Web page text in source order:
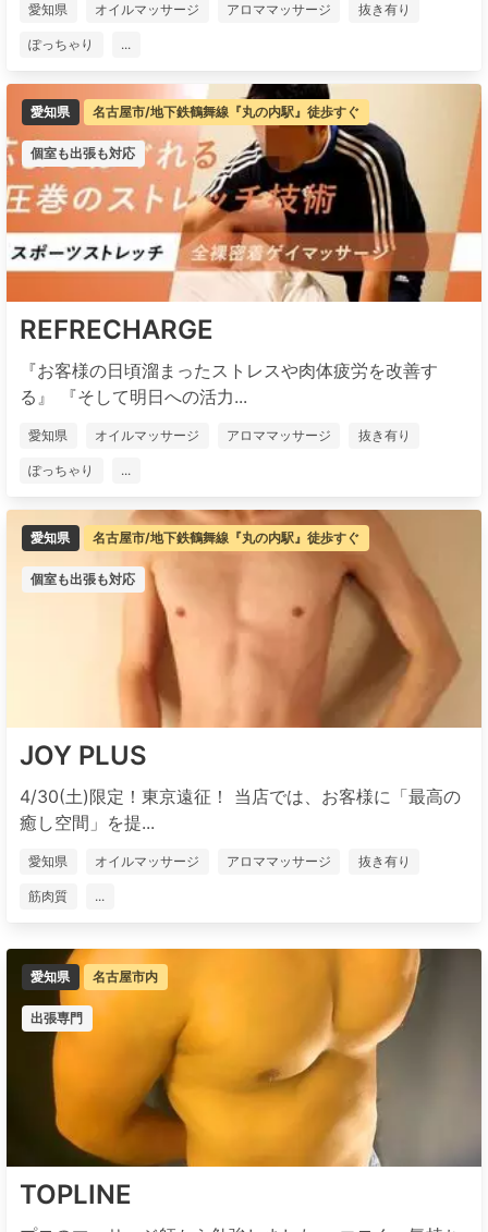
愛知県 オイルマッサージ アロママッサージ 抜き有り
ぽっちゃり ...
愛知県 名古屋市/地下鉄鶴舞線『丸の内駅』徒歩すぐ
個室も出張も対応
REFRECHARGE
『お客様の日頃溜まったストレスや肉体疲労を改善す
る』 『そして明日への活力...
愛知県 オイルマッサージ アロママッサージ 抜き有り
ぽっちゃり ...
愛知県 名古屋市/地下鉄鶴舞線『丸の内駅』徒歩すぐ
個室も出張も対応
JOY PLUS
4/30(土)限定！東京遠征！ 当店では、お客様に「最高の
癒し空間」を提...
愛知県 オイルマッサージ アロママッサージ 抜き有り
筋肉質 ...
愛知県 名古屋市内
出張専門
TOPLINE